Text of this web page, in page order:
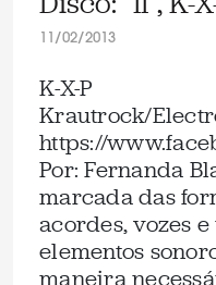
11/02/2013
K-X-P
Krautrock/
https://
Por: Fernanda
marcada das
acordes, vozes
elementos
maneira